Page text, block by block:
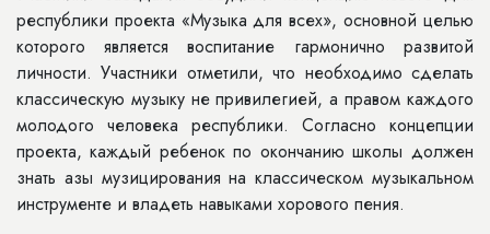
республики проекта «Музыка для всех», основной целью
которого является воспитание гармонично развитой
личности. Участники отметили, что необходимо сделать
классическую музыку не привилегией, а правом каждого
молодого человека республики. Согласно концепции
проекта, каждый ребенок по окончанию школы должен
знать азы музицирования на классическом музыкальном
инструменте и владеть навыками хорового пения.